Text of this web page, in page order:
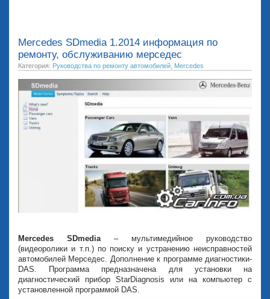
Mercedes SDmedia 1.2014 информация по
ремонту, обслуживанию мерседес
Категория: Руководства по ремонту автомобилей Mercedes
Mercedes SDmedia – мультимедийное руководство
(видеоролики и т.п.) по поиску и устранению неисправностей
автомобилей Мерседес. Дополнение к программе диагностики-
DAS. Программа предназначена для установки на
диагностический прибор StarDiagnosis или на компьютер с
установленной программой DAS.